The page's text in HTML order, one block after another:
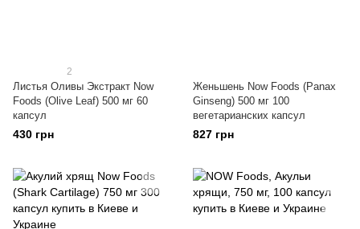
2
Листья Оливы Экстракт Now
Foods (Olive Leaf) 500 мг 60
капсул
430 грн
Женьшень Now Foods (Panax
Ginseng) 500 мг 100
вегетарианских капсул
827 грн